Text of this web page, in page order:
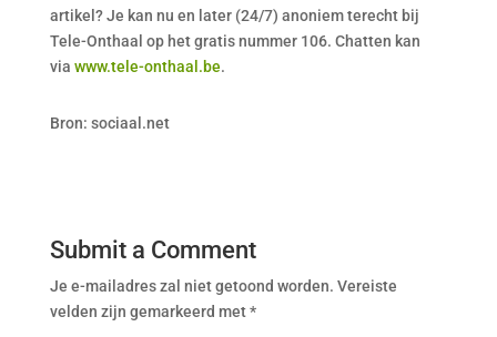
artikel? Je kan nu en later (24/7) anoniem terecht bij
Tele-Onthaal op het gratis nummer 106. Chatten kan
via www.tele-onthaal.be.
Bron: sociaal.net
Submit a Comment
Je e-mailadres zal niet getoond worden. Vereiste
velden zijn gemarkeerd met*